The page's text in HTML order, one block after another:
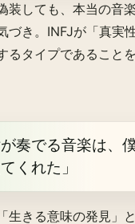
装しても、本当の音
づき。INFJが「真実
るタイプであること
奏でる音楽は、
くれた」
生きる意味の発見」